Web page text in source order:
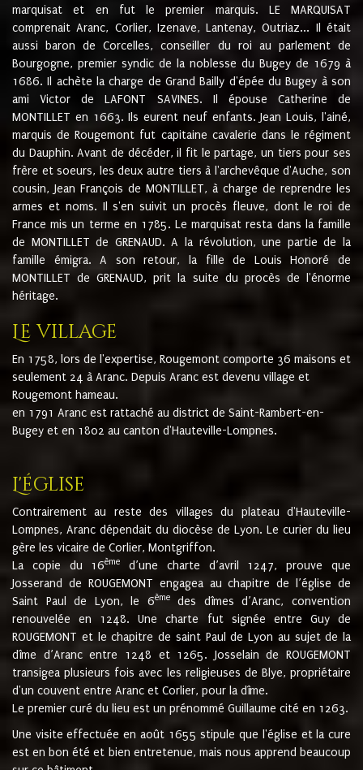
marquisat et en fut le premier marquis. LE MARQUISAT
comprenait Aranc, Corlier, Izenave, Lantenay, Outriaz... Il était
aussi baron de Corcelles, conseiller du roi au parlement de
Bourgogne, premier syndic de la noblesse du Bugey de 1679 à
1686. Il achète la charge de Grand Bailly d'épée du Bugey à son
ami Victor de LAFONT SAVINES. Il épouse Catherine de
MONTILLET en 1663. Ils eurent neuf enfants. Jean Louis, l'ainé,
marquis de Rougemont fut capitaine cavalerie dans le régiment
du Dauphin. Avant de décéder, il fit le partage, un tiers pour ses
frère et soeurs, les deux autre tiers à l'archevêque d'Auche, son
cousin, Jean François de MONTILLET, à charge de reprendre les
armes et noms. Il s'en suivit un procès fleuve, dont le roi de
France mis un terme en 1785. Le marquisat resta dans la famille
de MONTILLET de GRENAUD. A la révolution, une partie de la
famille émigra. A son retour, la fille de Louis Honoré de
MONTILLET de GRENAUD, prit la suite du procès de l'énorme
héritage.
Le village
En 1758, lors de l'expertise, Rougemont comporte 36 maisons et
seulement 24 à Aranc. Depuis Aranc est devenu village et
Rougemont hameau.
en 1791 Aranc est rattaché au district de Saint-Rambert-en-
Bugey et en 1802 au canton d'Hauteville-Lompnes.
L'église
Contrairement au reste des villages du plateau d'Hauteville-
Lompnes, Aranc dépendait du diocèse de Lyon. Le curier du lieu
gère les vicaire de Corlier, Montgriffon.
La copie du 16ème
d’une charte d’avril 1247, prouve que
Josserand de ROUGEMONT engagea au chapitre de l’église de
Saint Paul de Lyon, le 6èmedes dîmes d’Aranc, convention
renouvelée en 1248. Une charte fut signée entre Guy de
ROUGEMONT et le chapitre de saint Paul de Lyon au sujet de la
dîme d’Aranc entre 1248 et 1265. Josselain de ROUGEMONT
transigea plusieurs fois avec les religieuses de Blye, propriétaire
d'un couvent entre Aranc et Corlier, pour la dîme.
Le premier curé du lieu est un prénommé Guillaume cité en 1263.
Une visite effectuée en août 1655 stipule que l'église et la cure
est en bon été et bien entretenue, mais nous apprend beaucoup